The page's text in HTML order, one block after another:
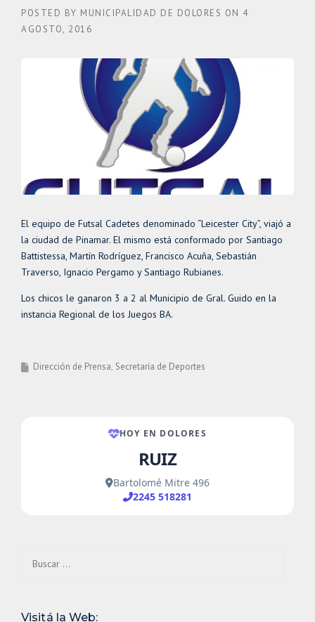
POSTED BY MUNICIPALIDAD DE DOLORES ON 4
AGOSTO, 2016
El equipo de Futsal Cadetes denominado “Leicester City”, viajó a
la ciudad de Pinamar. El mismo está conformado por Santiago
Battistessa, Martín Rodríguez, Francisco Acuña, Sebastián
Traverso, Ignacio Pergamo y Santiago Rubianes.
Los chicos le ganaron 3 a 2 al Municipio de Gral. Guido en la
instancia Regional de los Juegos BA.
Dirección de Prensa Secretaría de Deportes
Visitá la Web: